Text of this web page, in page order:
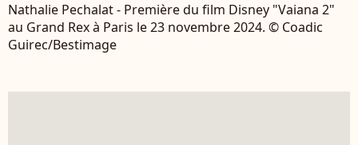
Nathalie Pechalat - Première du film Disney "Vaiana 2"
au Grand Rex à Paris le 23 novembre 2024. © Coadic
Guirec/Bestimage